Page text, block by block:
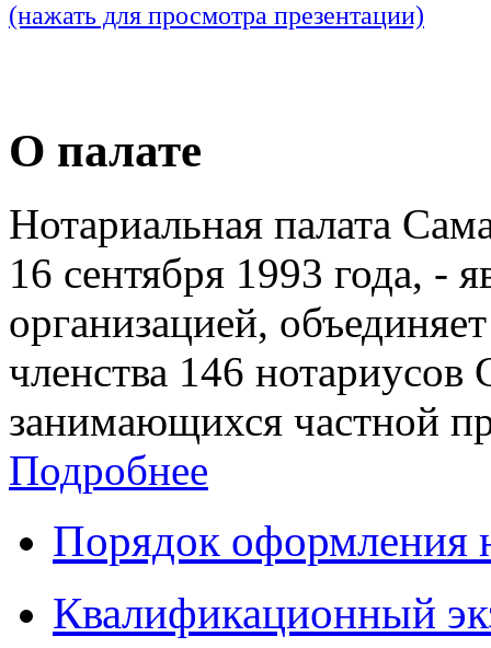
(нажать для просмотра презентации)
О палате
Нотариальная палата
16 сентября 1993 года, -
организацией,
членства 146 нотариусов
занимающихся частной
Подробнее
Порядок оформления
Квалификационный